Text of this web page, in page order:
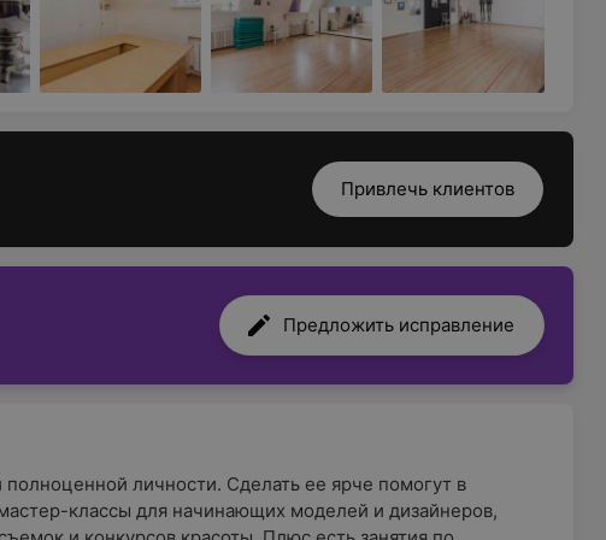
Привлечь клиентов
Предложить исправление
полноценной личности. Сделать ее ярче помогут в
классы для начинающих моделей и дизайнеров,